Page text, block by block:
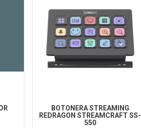
BOTONERA STREAMING
REDRAGON STREAMCRAFT SS-
550